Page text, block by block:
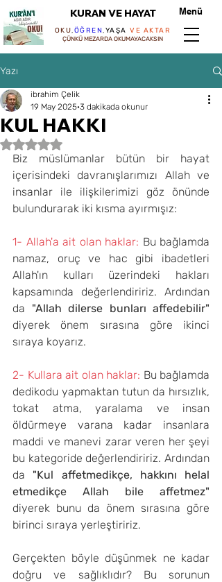
KURAN VE HAYAT
OKU,ÖĞREN,YAŞA VE AKTAR
ÇÜNKÜ MEZARDA OKUMAYACAKSIN
Menü
Yazı
KUL HAKKI
ibrahim Çelik
19 May 2025 3 dakikada okunur
5 üzerinden NaN yıldız
Biz müslümanlar bütün bir hayat
içerisindeki davranışlarımızı Allah ve
insanlar ile ilişkilerimizi göz önünde
bulundurarak iki kısma ayırmışız:
1- Allah'a ait olan haklar: Bu bağlamda
namaz, oruç ve hac gibi ibadetleri
Allah'ın kulları üzerindeki hakları
kapsamında değerlendiririz. Ardından
da
diyerek önem sırasına göre ikinci
sıraya koyarız.
2- Kullara ait olan haklar: Bu bağlamda
dedikodu yapmaktan tutun da hırsızlık,
tokat atma, yaralama ve insan
öldürmeye varana kadar insanlara
maddi ve manevi zarar veren her şeyi
bu kategoride değerlendiririz. Ardından
da "Kul affetmedikçe, hakkını helal
diyerek bunu da önem sırasına göre
birinci sıraya yerleştiririz.
Gerçekten böyle düşünmek ne kadar
doğru ve sağlıklıdır? Bu sorunun